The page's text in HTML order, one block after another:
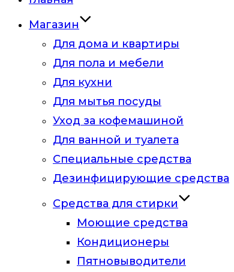
Магазин
Для дома и квартиры
Для пола и мебели
Для кухни
Для мытья посуды
Уход за кофемашиной
Для ванной и туалета
Специальные средства
Дезинфицирующие средства
Средства для стирки
Моющие средства
Кондиционеры
Пятновыводители